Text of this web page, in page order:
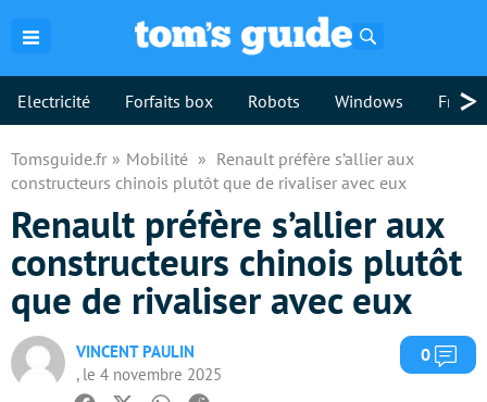
Electricité Forfaits box Robots Windows >
Tomsguide.fr Mobilité
Renault préfère s’allier aux
constructeurs chinois plutôt que de rivaliser avec eux
Renault préfère s’allier aux
constructeurs chinois plutôt
que de rivaliser avec eux
VINCENT PAULIN
, le 4 novembre 2025
0